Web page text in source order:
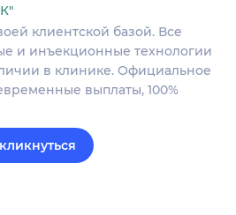
клиентской базой. Все
и инъекционные технологии
в клинике. Официальное
выплаты, 100%